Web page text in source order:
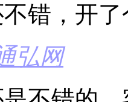
错，开
弘网